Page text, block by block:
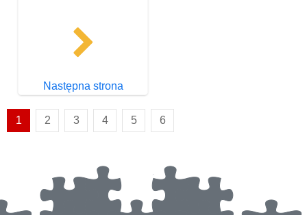
Następna strona
1 2 3 4 5 6